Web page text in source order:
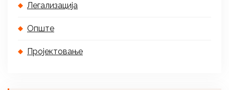
Легализација
Опште
Пројектовање